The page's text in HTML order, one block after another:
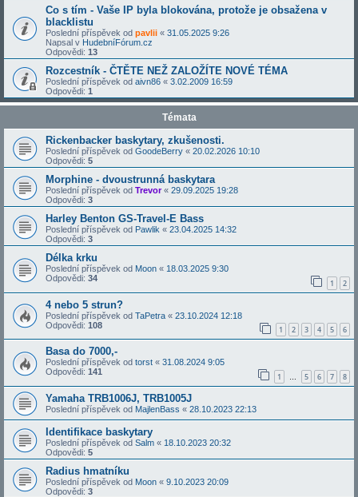
Co s tím - Vaše IP byla blokována, protože je obsažena v
blacklistu
Poslední příspěvek od pavlii « 31.05.2025 9:26
Napsal v HudebníFórum.cz
Odpovědi: 13
Rozcestník - ČTĚTE NEŽ ZALOŽÍTE NOVÉ TÉMA
Poslední příspěvek od aivn86 « 3.02.2009 16:59
Odpovědi: 1
Témata
Rickenbacker baskytary, zkušenosti.
Poslední příspěvek od GoodeBerry « 20.02.2026 10:10
Odpovědi: 5
Morphine - dvoustrunná baskytara
Poslední příspěvek od Trevor« 29.09.2025 19:28
Odpovědi: 3
Harley Benton GS-Travel-E Bass
Poslední příspěvek od Pawlik « 23.04.2025 14:32
Odpovědi: 3
Délka krku
Poslední příspěvek od Moon « 18.03.2025 9:30
Odpovědi: 34 1 2
4 nebo 5 strun?
Poslední příspěvek od TaPetra « 23.10.2024 12:18
Odpovědi: 108 1 2 3 4 5 6
Basa do 7000,-
Poslední příspěvek od torst « 31.08.2024 9:05
Odpovědi: 141 1 … 5 6 7 8
Yamaha TRB1006J, TRB1005J
Poslední příspěvek od MajlenBass « 28.10.2023 22:13
Identifikace baskytary
Poslední příspěvek od Salm « 18.10.2023 20:32
Odpovědi: 5
Radius hmatníku
Poslední příspěvek od Moon « 9.10.2023 20:09
Odpovědi: 3